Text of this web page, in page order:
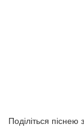
Поділіться піснею